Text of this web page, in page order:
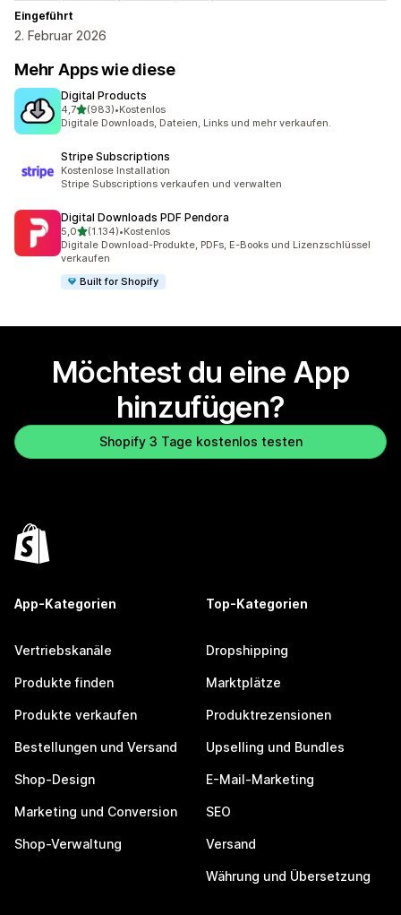
Eingeführt
2. Februar 2026
Mehr Apps wie diese
Digital Products
4,7von 5 Sternen
(983)
983 Rezensionen insgesamt
•Kostenlos
Digitale Downloads, Dateien, Links und mehr verkaufen.
Stripe Subscriptions
Kostenlose Installation
Stripe Subscriptions verkaufen und verwalten
Digital Downloads PDF Pendora
5,0von 5 Sternen
(1.134)
1134 Rezensionen insgesamt
•Kostenlos
Digitale Download-Produkte, PDFs, E-Books und Lizenzschlüssel
verkaufen
Built for Shopify
Möchtest du eine App
hinzufügen?
Shopify 3 Tage kostenlos testen
App-Kategorien
Vertriebskanäle
Produkte finden
Produkte verkaufen
Bestellungen und Versand
Shop-Design
Marketing und Conversion
Shop-Verwaltung
Top-Kategorien
Dropshipping
Marktplätze
Produktrezensionen
Upselling und Bundles
E-Mail-Marketing
SEO
Versand
Währung und Übersetzung